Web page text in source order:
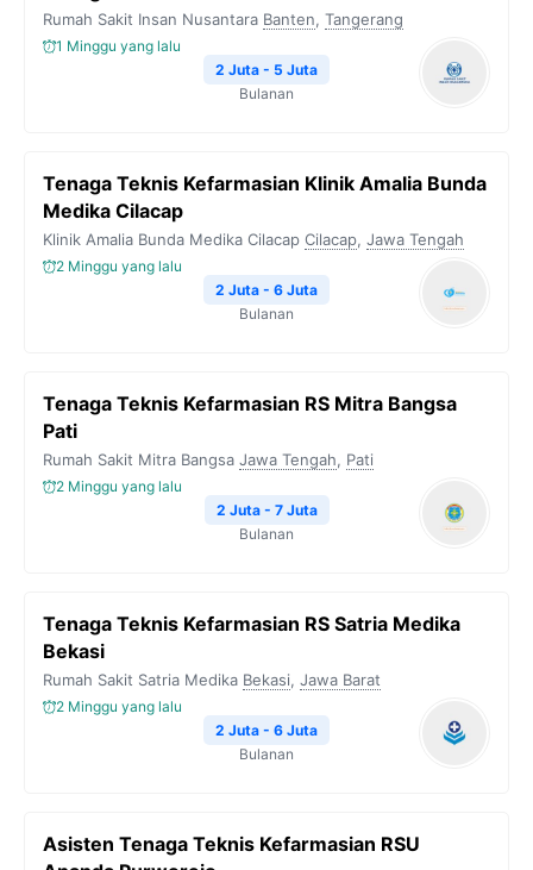
Rumah Sakit Insan Nusantara Banten, Tangerang
1 Minggu yang lalu
2 Juta - 5 Juta
Bulanan
Tenaga Teknis Kefarmasian Klinik Amalia Bunda
Medika Cilacap
Klinik Amalia Bunda Medika Cilacap Cilacap, Jawa Tengah
2 Minggu yang lalu
2 Juta - 6 Juta
Bulanan
Tenaga Teknis Kefarmasian RS Mitra Bangsa
Pati
Rumah Sakit Mitra Bangsa Jawa Tengah, Pati
2 Minggu yang lalu
2 Juta - 7 Juta
Bulanan
Tenaga Teknis Kefarmasian RS Satria Medika
Bekasi
Rumah Sakit Satria Medika Bekasi, Jawa Barat
2 Minggu yang lalu
2 Juta - 6 Juta
Bulanan
Asisten Tenaga Teknis Kefarmasian RSU